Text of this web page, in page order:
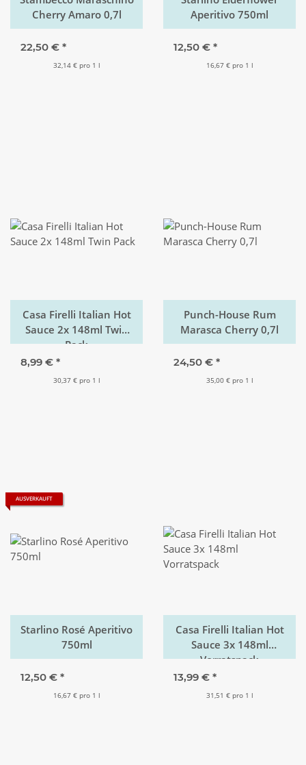
Cherry Amaro 0,7l
22,50 € *
32,14 € pro 1 l
Aperitivo 750ml
12,50 € *
16,67 € pro 1 l
Casa Firelli Italian Hot
Sauce 2x 148ml Twin
Pack
8,99 € *
30,37 € pro 1 l
Punch-House Rum
Marasca Cherry 0,7l
24,50 € *
35,00 € pro 1 l
AUSVERKAUFT
Starlino Rosé Aperitivo
750ml
12,50 € *
16,67 € pro 1 l
Casa Firelli Italian Hot
Sauce 3x 148ml
Vorratspack
13,99 € *
31,51 € pro 1 l